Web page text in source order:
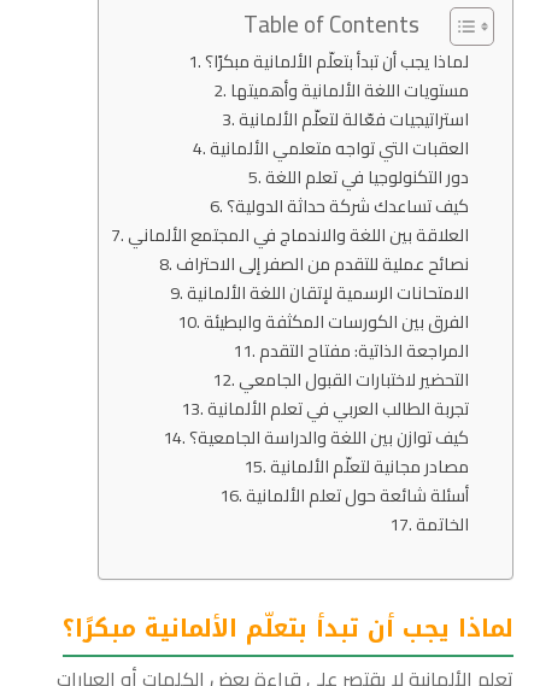
Table of Contents
لماذا يجب أن تبدأ بتعلّم الألمانية مبكرًا؟
مستويات اللغة الألمانية وأهميتها
استراتيجيات فعّالة لتعلّم الألمانية
العقبات التي تواجه متعلمي الألمانية
دور التكنولوجيا في تعلم اللغة
كيف تساعدك شركة حداثة الدولية؟
العلاقة بين اللغة والاندماج في المجتمع الألماني
نصائح عملية للتقدم من الصفر إلى الاحتراف
الامتحانات الرسمية لإتقان اللغة الألمانية
الفرق بين الكورسات المكثفة والبطيئة
المراجعة الذاتية: مفتاح التقدم
التحضير لاختبارات القبول الجامعي
تجربة الطالب العربي في تعلم الألمانية
كيف توازن بين اللغة والدراسة الجامعية؟
مصادر مجانية لتعلّم الألمانية
أسئلة شائعة حول تعلم الألمانية
الخاتمة
لماذا يجب أن تبدأ بتعلّم الألمانية مبكرًا؟
تعلم الألمانية لا يقتصر على قراءة بعض الكلمات أو العبارات